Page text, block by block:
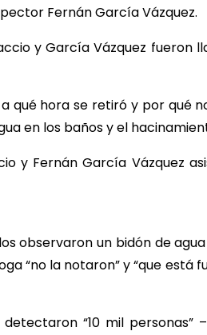
Fernán García Vázquez.
y García Vázquez fueron
qué hora se retiró y por qué
en los baños y el
y Fernán García Vázquez
observaron un bidón de
“no la notaron” y “que está
“10 mil personas”